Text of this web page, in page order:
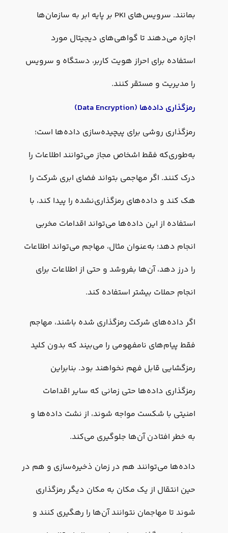
بمانند. سرویس‌های PKI بر پایه ابر به سازمان‌ها
اجازه می‌دهند تا گواهی‌های دیجیتال مورد
استفاده برای احراز هویت کاربر، دستگاه و سرویس
را مدیریت و مستقر کنند.
رمزگذاری داده‌ها (Data Encryption)
رمزگذاری روشی برای پیچیده‌سازی داده‌ها است؛
به‌طوری‌که فقط اشخاص مجاز می‌توانند اطلاعات را
درک کنند. اگر مهاجمی بتواند فضای ابری شرکت را
هک کند و داده‌های رمزگذاری‌نشده را پیدا کند، با
استفاده از این داده‌ها می‌تواند اقدامات مخربی
انجام دهد؛ به‌عنوان مثال، مهاجم می‌تواند اطلاعات
را درز دهد، آن‌ها بفروشد و حتی از اطلاعات برای
انجام حملات بیشتر استفاده کند.
اگر داده‌های شرکت رمزگذاری شده باشند، مهاجم
فقط پیام‌های نامفهومی را می‌بیند که بدون کلید
رمزگشایی قابل فهم نخواهند بود. بنابراین
رمزگذاری داده‌ها حتی زمانی که سایر اقدامات
امنیتی با شکست مواجه شوند، از نشت داده‌ها و
به خطر افتادن آن‌ها جلوگیری می‌کند.
داده‌ها می‌توانند هم در زمان ذخیره‌سازی و هم در
حین انتقال از یک مکان به مکان دیگر رمزگذاری
شوند تا مهاجمان نتوانند آن‌ها را رهگیری کنند و